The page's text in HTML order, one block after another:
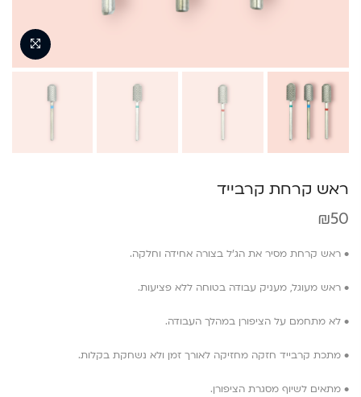
ראש קרחת קרבייד
₪50
• ראש קרחת מסיר את הג׳ל בצורה אחידה וחלקה.
• ראש מעוגל, מעניק עבודה בטוחה ללא פציעות.
• לא מתחמם על הציפורן במהלך העבודה.
• מתכת קרבייד חזקה מחזיקה לאורך זמן ולא נשחקת בקלות.
• מתאים לשיוף מסגרת הציפורן.